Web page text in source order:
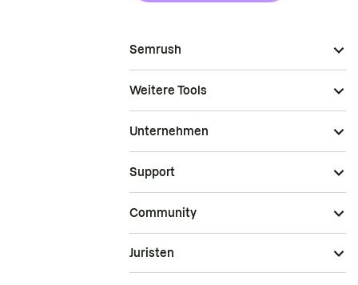
Semrush
Weitere Tools
Unternehmen
Support
Community
Juristen